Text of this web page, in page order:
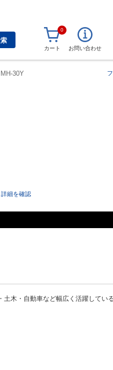
0
カート お問い合わせ
MH-30Y
詳細を確認
土木・自動車など幅広く活躍してい